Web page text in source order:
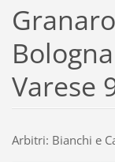
Varese
Arbitri: Bianchi e